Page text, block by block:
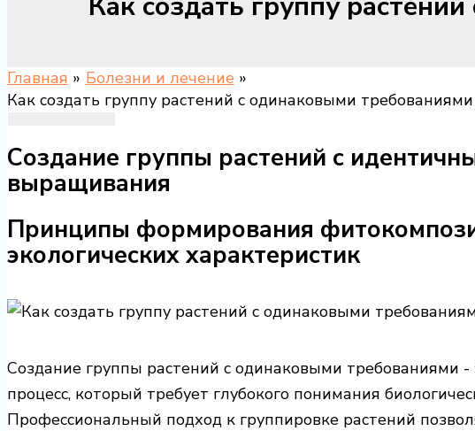
Главная
Болезни и лечение
Как создать группу растений с одинаковыми
Создание группы растений с
выращивания
Принципы формирования
экологических характеристик
Создание группы растений с одинаковыми требованиями
процесс, который требует глубокого понимания
Профессиональный подход к группировке растений